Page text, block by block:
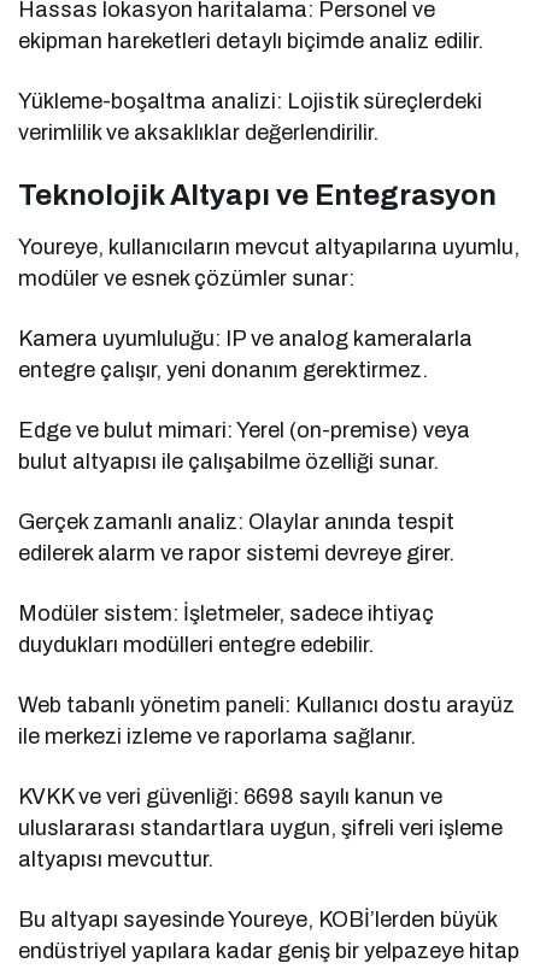
Hassas lokasyon haritalama: Personel ve
ekipman hareketleri detaylı biçimde analiz edilir.
Yükleme-boşaltma analizi: Lojistik süreçlerdeki
verimlilik ve aksaklıklar değerlendirilir.
Teknolojik Altyapı ve Entegrasyon
Youreye, kullanıcıların mevcut altyapılarına uyumlu,
modüler ve esnek çözümler sunar:
Kamera uyumluluğu: IP ve analog kameralarla
entegre çalışır, yeni donanım gerektirmez.
Edge ve bulut mimari: Yerel (on-premise) veya
bulut altyapısı ile çalışabilme özelliği sunar.
Gerçek zamanlı analiz: Olaylar anında tespit
edilerek alarm ve rapor sistemi devreye girer.
Modüler sistem: İşletmeler, sadece ihtiyaç
duydukları modülleri entegre edebilir.
Web tabanlı yönetim paneli: Kullanıcı dostu arayüz
ile merkezi izleme ve raporlama sağlanır.
KVKK ve veri güvenliği: 6698 sayılı kanun ve
uluslararası standartlara uygun, şifreli veri işleme
altyapısı mevcuttur.
Bu altyapı sayesinde Youreye, KOBİ’lerden büyük
endüstriyel yapılara kadar geniş bir yelpazeye hitap